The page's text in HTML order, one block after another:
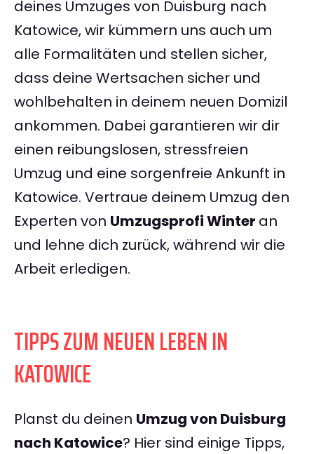
deines Umzuges von Duisburg nach
Katowice, wir kümmern uns auch um
alle Formalitäten und stellen sicher,
dass deine Wertsachen sicher und
wohlbehalten in deinem neuen Domizil
ankommen. Dabei garantieren wir dir
einen reibungslosen, stressfreien
Umzug und eine sorgenfreie Ankunft in
Katowice. Vertraue deinem Umzug den
Experten von Umzugsprofi Winter an
und lehne dich zurück, während wir die
Arbeit erledigen.
TIPPS ZUM NEUEN LEBEN IN
KATOWICE
Planst du deinen Umzug von Duisburg
nach Katowice? Hier sind einige Tipps,